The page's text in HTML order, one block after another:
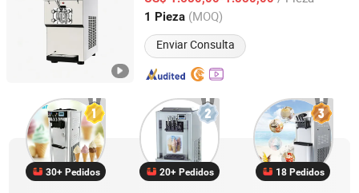
1 Pieza (MOQ)
Enviar Consulta
Guangdong, China Desde 2026
30+ Pedidos 20+ Pedidos 18 Pedidos